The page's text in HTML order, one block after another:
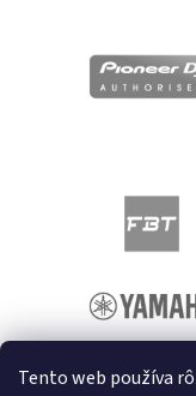
Tento web používa